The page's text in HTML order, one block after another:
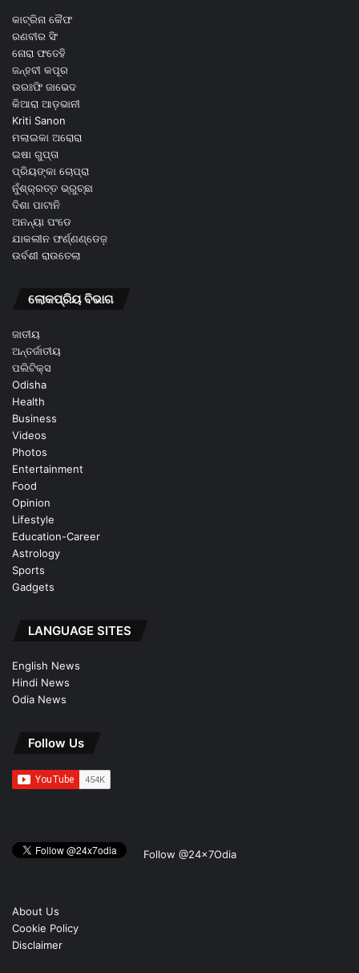
କାଟ୍ରିନା କୈଫ
ରଣବୀର ସିଂ
ନୋରା ଫତେହି
ଜନ୍ହବୀ କପୂର
ଉରଃଫି ଜାଭେଦ
କିଆରା ଆଡ଼ଭାନୀ
Kriti Sanon
ମଲାଇକା ଅରୋରା
ଇଷା ଗୁପ୍ତା
ପ୍ରିୟଙ୍କା ଚୋପ୍ରା
ନୁଁଶ୍ର୍ରତ୍ତ ଭ୍ରୁଚ୍ଛା
ଦିଶା ପାଟାନି
ଅନନ୍ୟା ପଂଡେ
ଯାକଲୀନ ଫର୍ଣ୍ଣଣ୍ଡେଜ଼
ଉର୍ବଶୀ ରାଉତେଲା
ଲୋକପ୍ରିୟ ବିଭାଗ
ଜାତୀୟ
ଅନ୍ତର୍ଜାତୀୟ
ପଲିଟିକ୍ସ
Odisha
Health
Business
Videos
Photos
Entertainment
Food
Opinion
Lifestyle
Education-Career
Astrology
Sports
Gadgets
LANGUAGE SITES
English News
Hindi News
Odia News
Follow Us
Follow @24x7Odia
About Us
Cookie Policy
Disclaimer